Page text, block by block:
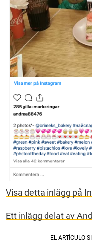
Visa detta inlägg på
Ett inlägg delat av